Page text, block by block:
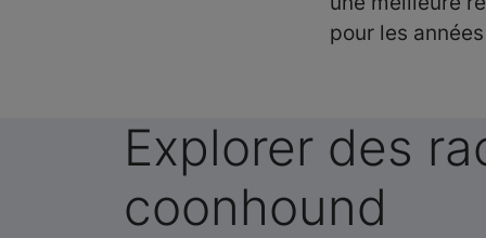
pour les
Explorer des
coonhound